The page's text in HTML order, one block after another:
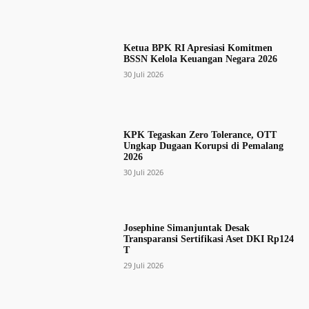
Ketua BPK RI Apresiasi Komitmen
BSSN Kelola Keuangan Negara 2026
30 Juli 2026
KPK Tegaskan Zero Tolerance, OTT
Ungkap Dugaan Korupsi di Pemalang
2026
30 Juli 2026
Josephine Simanjuntak Desak
Transparansi Sertifikasi Aset DKI Rp124
T
29 Juli 2026